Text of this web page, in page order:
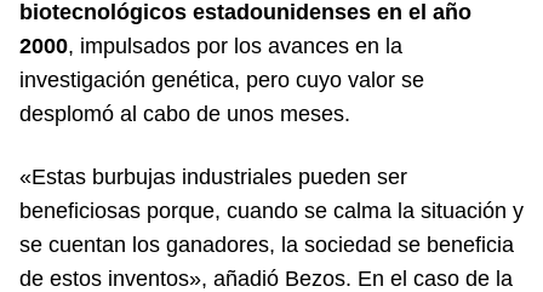
biotecnológicos estadounidenses en el año
2000, impulsados por los avances en la
investigación genética, pero cuyo valor se
desplomó al cabo de unos meses.
«Estas burbujas industriales pueden ser
beneficiosas porque, cuando se calma la situación y
se cuentan los ganadores, la sociedad se beneficia
de estos inventos», añadió Bezos. En el caso de la